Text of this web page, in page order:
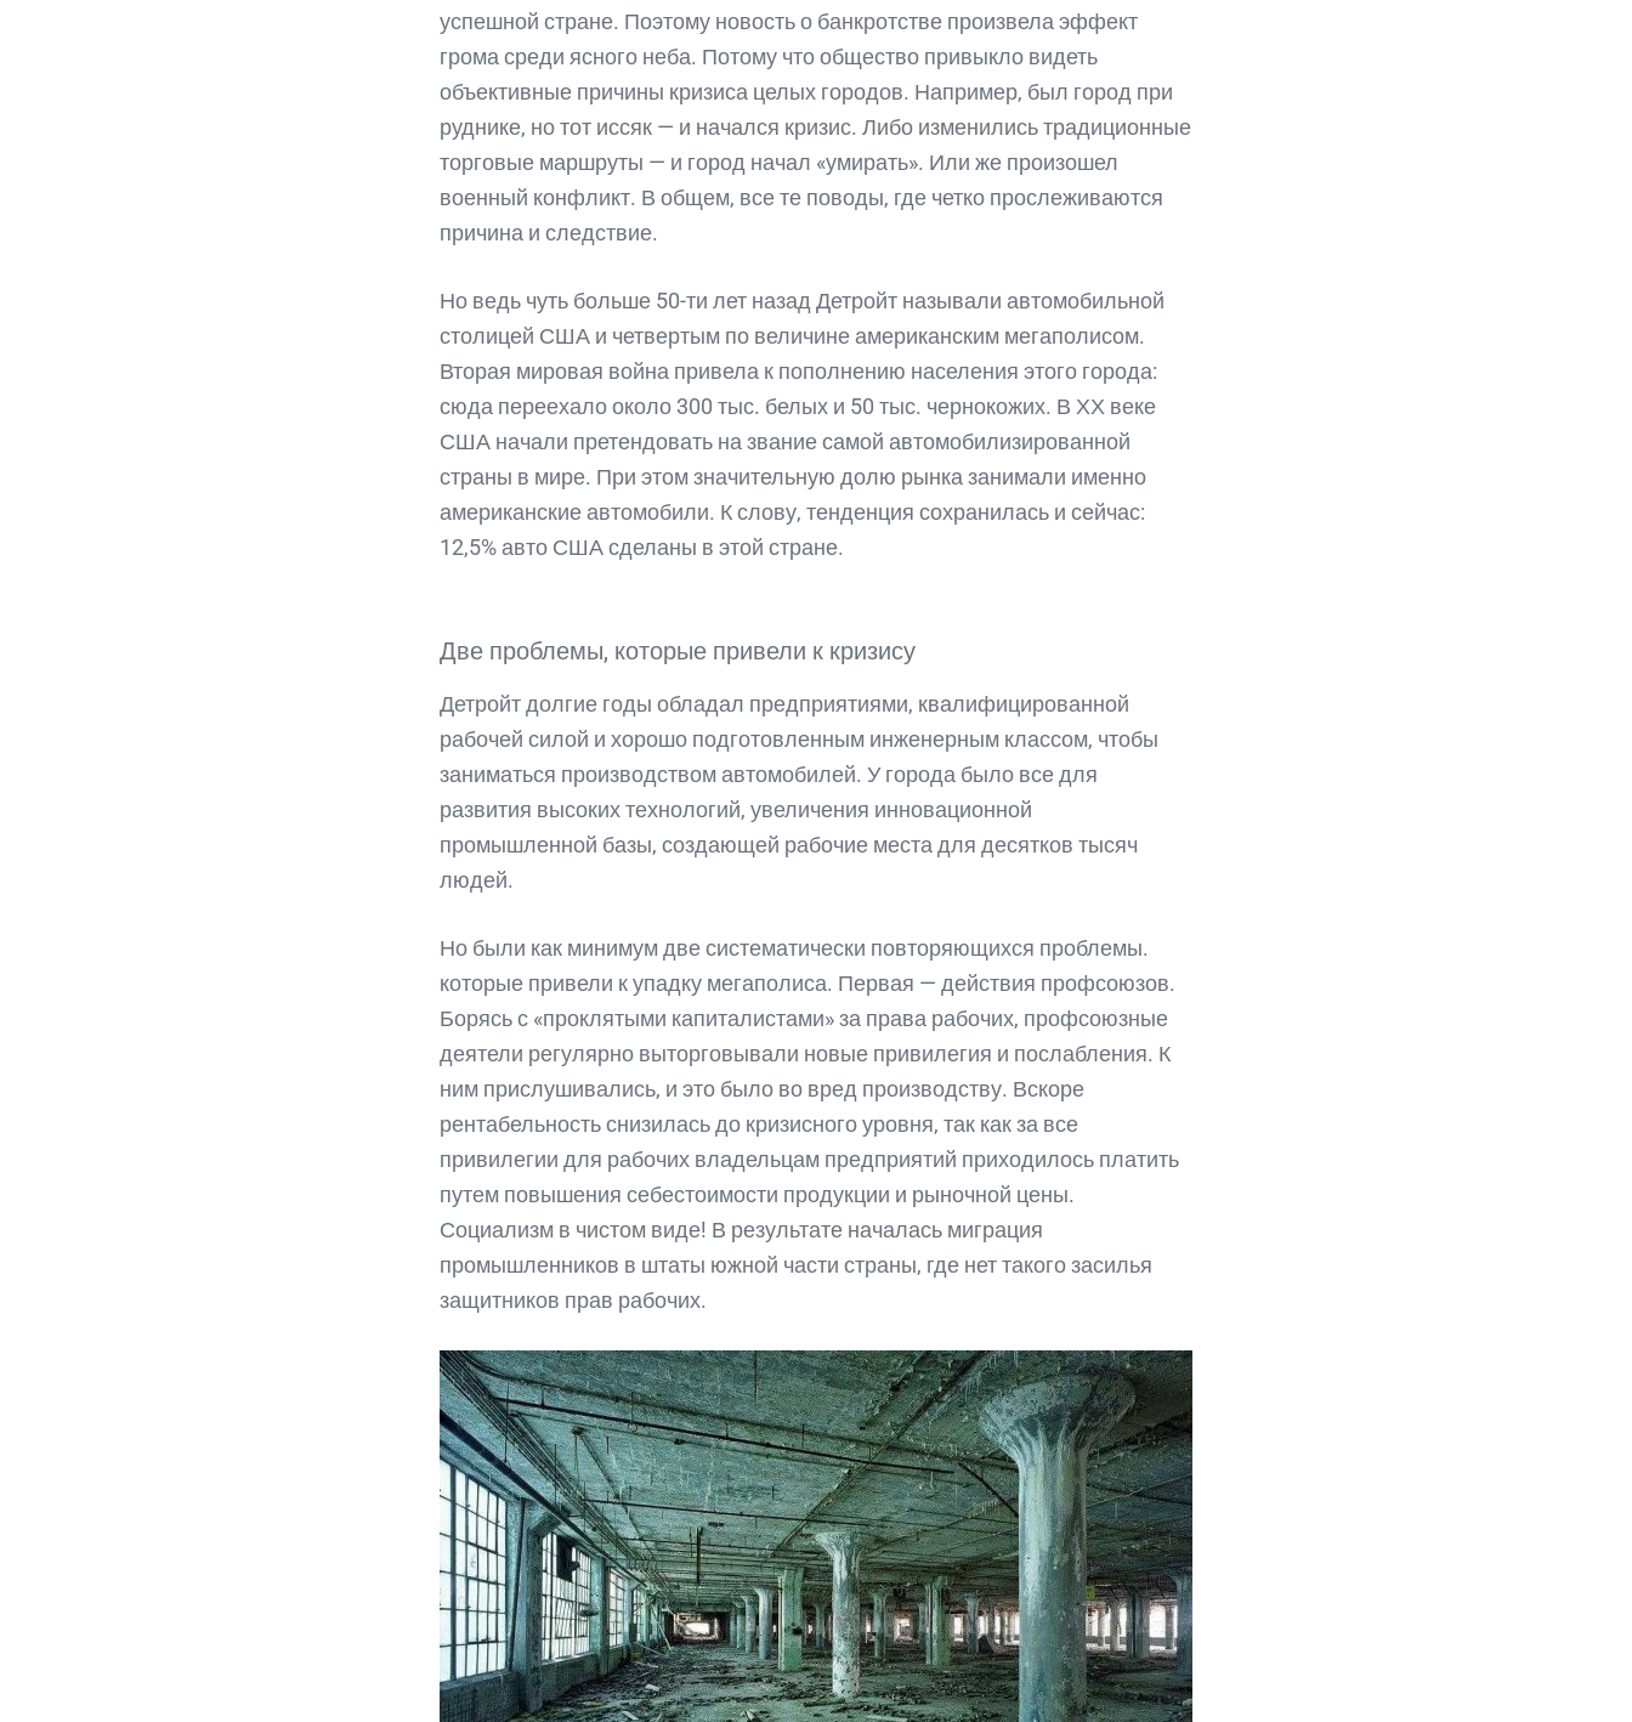
успешной стране. Поэтому новость о банкротстве произвела эффект
грома среди ясного неба. Потому что общество привыкло видеть
объективные причины кризиса целых городов. Например, был город при
руднике, но тот иссяк — и начался кризис. Либо изменились традиционные
торговые маршруты — и город начал «умирать». Или же произошел
военный конфликт. В общем, все те поводы, где четко прослеживаются
причина и следствие.
Но ведь чуть больше 50-ти лет назад Детройт называли автомобильной
столицей США и четвертым по величине американским мегаполисом.
Вторая мировая война привела к пополнению населения этого города:
сюда переехало около 300 тыс. белых и 50 тыс. чернокожих. В ХХ веке
США начали претендовать на звание самой автомобилизированной
страны в мире. При этом значительную долю рынка занимали именно
американские автомобили. К слову, тенденция сохранилась и сейчас:
12,5% авто США сделаны в этой стране.
Две проблемы, которые привели к кризису
Детройт долгие годы обладал предприятиями, квалифицированной
рабочей силой и хорошо подготовленным инженерным классом, чтобы
заниматься производством автомобилей. У города было все для
развития высоких технологий, увеличения инновационной
промышленной базы, создающей рабочие места для десятков тысяч
людей.
Но были как минимум две систематически повторяющихся проблемы.
которые привели к упадку мегаполиса. Первая — действия профсоюзов.
Борясь с «проклятыми капиталистами» за права рабочих, профсоюзные
деятели регулярно выторговывали новые привилегия и послабления. К
ним прислушивались, и это было во вред производству. Вскоре
рентабельность снизилась до кризисного уровня, так как за все
привилегии для рабочих владельцам предприятий приходилось платить
путем повышения себестоимости продукции и рыночной цены.
Социализм в чистом виде! В результате началась миграция
промышленников в штаты южной части страны, где нет такого засилья
защитников прав рабочих.